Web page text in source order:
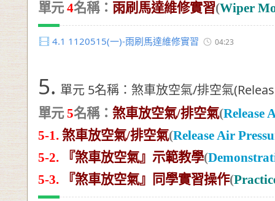
單元4名稱： 雨刷馬達維修實習(Wiper
4.1 1120515(一)-雨刷馬達維修實習 04:23
5. 單元 5名稱：煞車放空氣/排空氣
單元5名稱： 煞車放空氣/排空氣(Release
5-1. 煞車放空氣/排空氣(Release Air
5-2.
『煞車放空氣』示範教學(
5-3.
『煞車放空氣』同學實習操作(